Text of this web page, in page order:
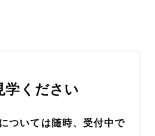
学ください
ついては随時、受付中で